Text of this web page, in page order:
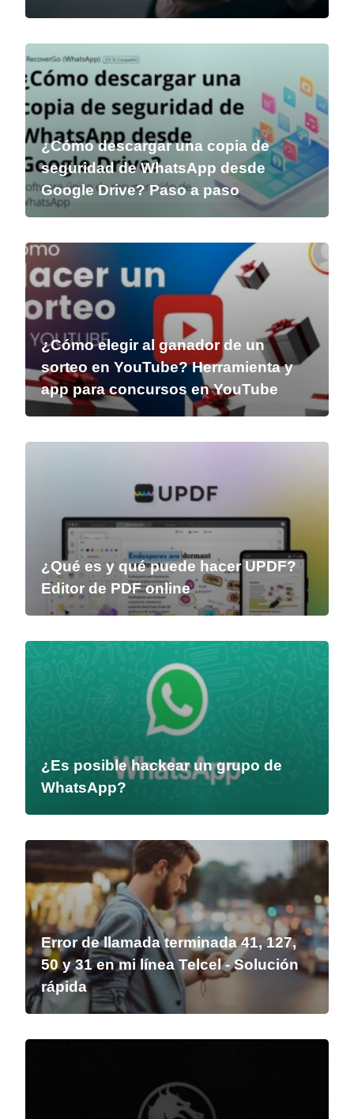
¿Cómo descargar una copia de
seguridad de WhatsApp desde
Google Drive? Paso a paso
¿Cómo elegir al ganador de un
sorteo en YouTube? Herramienta y
app para concursos en YouTube
¿Qué es y qué puede hacer UPDF?
Editor de PDF online
¿Es posible hackear un grupo de
WhatsApp?
Error de llamada terminada 41, 127,
50 y 31 en mi línea Telcel - Solución
rápida